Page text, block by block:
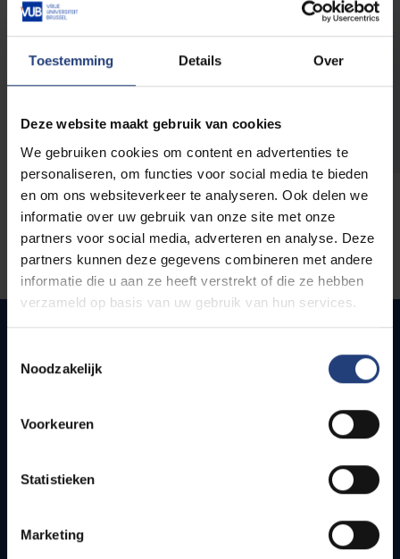
Toestemming Details Over
Deze website maakt gebruik van cookies
We gebruiken cookies om content en advertenties te
personaliseren, om functies voor social media te bieden
en om ons websiteverkeer te analyseren. Ook delen we
informatie over uw gebruik van onze site met onze
partners voor social media, adverteren en analyse. Deze
partners kunnen deze gegevens combineren met andere
informatie die u aan ze heeft verstrekt of die ze hebben
verzameld op basis van uw gebruik van hun services.
Noodzakelijk
Voorkeuren
Statistieken
Marketing
De volledige URL van de pagina waar je de fout zag.
Snel naar
Bereikbaarheid